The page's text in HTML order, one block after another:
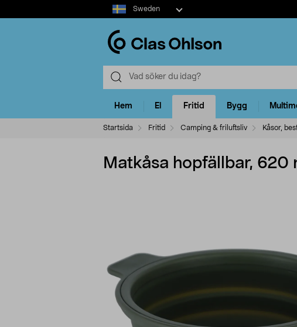
Select
market
Sweden
Hem El Fritid Bygg
Startsida Fritid Camping & friluftsliv Kåsor,
Matkåsa hopfällbar, 620